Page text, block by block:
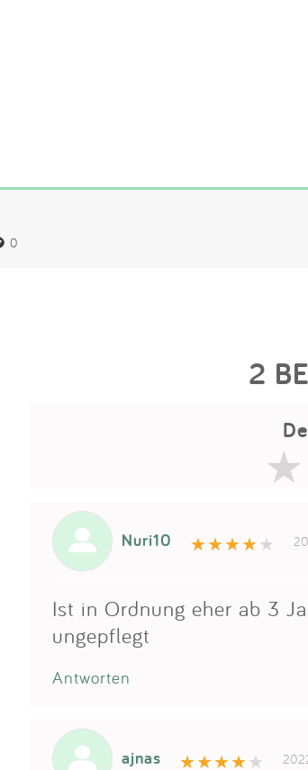
0
2
Nuri10
Ist in Ordnung eher ab 3
ungepflegt
Antworten
ajnas